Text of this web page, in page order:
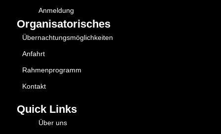
Anmeldung
Organisatorisches
Übernachtungsmöglichkeiten
Anfahrt
Rahmenprogramm
Kontakt
Quick Links
Über uns